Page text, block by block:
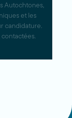
Autochtones,
et les
candidature.